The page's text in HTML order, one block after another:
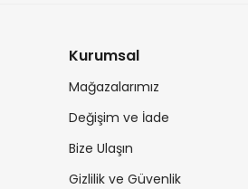
Kurumsal
Mağazalarımız
Değişim ve İade
Bize Ulaşın
Gizlilik ve Güvenlik